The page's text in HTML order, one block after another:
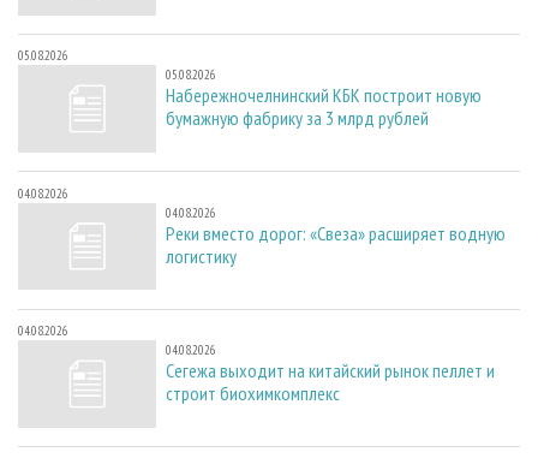
05.08.2026
05.08.2026
Набережночелнинский КБК построит новую
бумажную фабрику за 3 млрд рублей
04.08.2026
04.08.2026
Реки вместо дорог: «Свеза» расширяет водную
логистику
04.08.2026
04.08.2026
Сегежа выходит на китайский рынок пеллет и
строит биохимкомплекс